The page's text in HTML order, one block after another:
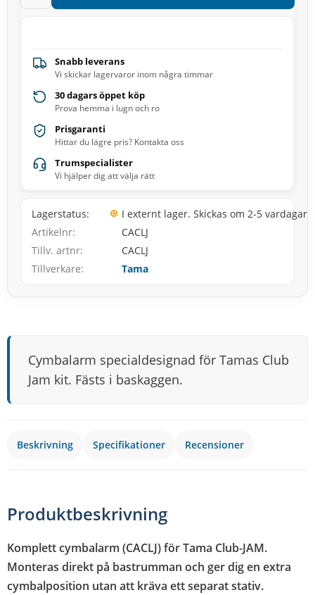
Snabb leverans
Vi skickar lagervaror inom några timmar
30 dagars öppet köp
Prova hemma i lugn och ro
Prisgaranti
Hittar du lägre pris? Kontakta oss
Trumspecialister
Vi hjälper dig att välja rätt
Lagerstatus
I externt lager. Skickas om 2-5 vardagar
Artikelnr
CACLJ
Tillv. artnr
CACLJ
Tillverkare
Tama
Cymbalarm specialdesignad för Tamas Club
Jam kit. Fästs i baskaggen.
Beskrivning Specifikationer Recensioner
Produktbeskrivning
Komplett cymbalarm (CACLJ) för Tama Club-JAM.
Monteras direkt på bastrumman och ger dig en extra
cymbalposition utan att kräva ett separat stativ.